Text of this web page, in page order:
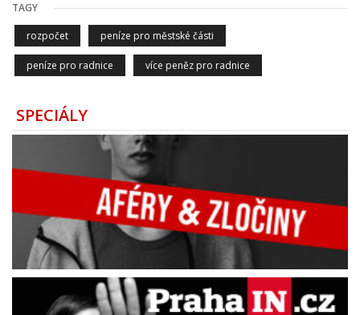
TAGY
rozpočet peníze pro městské části
peníze pro radnice více peněz pro radnice
SPECIÁLY